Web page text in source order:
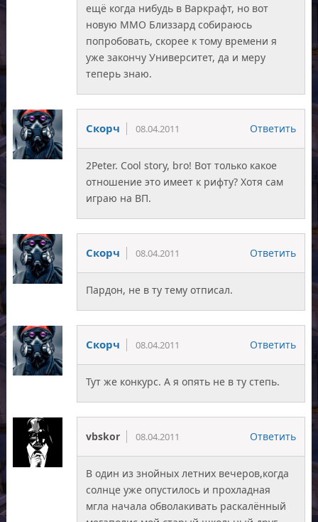
ещё когда нибудь в Варкрафт, но вот
новую ММО Близзард собираюсь
попробовать, скорее к тому времени я
уже закончу Университет, да и меру
теперь знаю.
Скорч 08.04.2011 Ответить
2Peter. Cool story, bro! Вот только какое
отношение это имеет к рифту? Хотя сам
играю на ВП.
Скорч 08.04.2011 Ответить
Пардон, не в ту тему отписал.
Скорч 08.04.2011 Ответить
Тут же конкурс. А я опять не в ту степь.
vbskor 08.04.2011 Ответить
В один из знойных летних вечеров,когда
солнце уже опустилось и прохладная
мгла начала обволакивать раскалённый